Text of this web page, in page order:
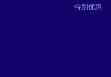
特别优惠